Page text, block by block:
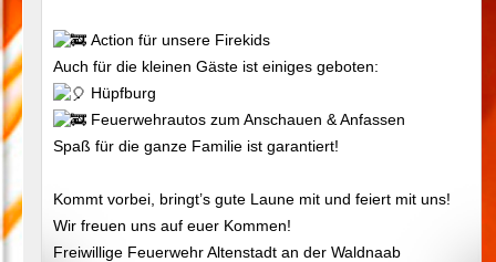
Action für unsere Firekids
Auch für die kleinen Gäste ist einiges geboten:
Hüpfburg
Feuerwehrautos zum Anschauen & Anfassen
Spaß für die ganze Familie ist garantiert!
Kommt vorbei, bringt’s gute Laune mit und feiert mit uns!
Wir freuen uns auf euer Kommen!
Freiwillige Feuerwehr Altenstadt an der Waldnaab